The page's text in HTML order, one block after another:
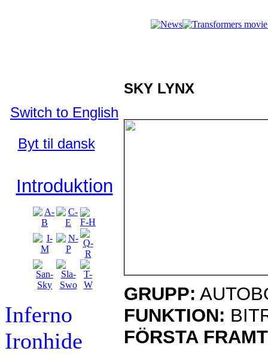
Switch to English
Byt til dansk
Introduktion
Inferno
Ironhide
SKY LYNX
GRUPP:
FUNKTION:
FÖRSTA